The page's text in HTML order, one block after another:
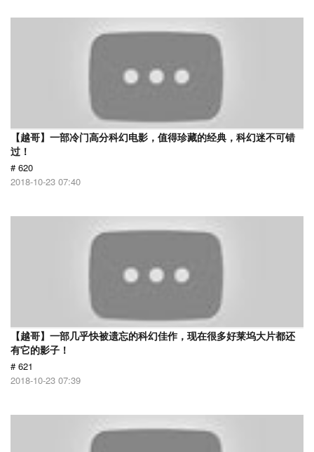
【越哥】一部冷门高分科幻电影，值得珍藏的经典，科幻迷不可错
过！
# 620
2018-10-23 07:40
【越哥】一部几乎快被遗忘的科幻佳作，现在很多好莱坞大片都还
有它的影子！
# 621
2018-10-23 07:39